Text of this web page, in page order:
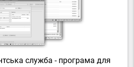
служба - програма для